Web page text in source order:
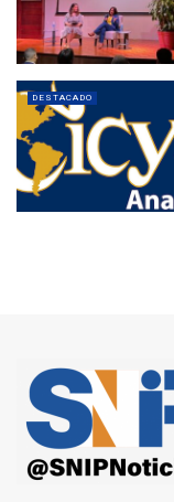
DESTACADO